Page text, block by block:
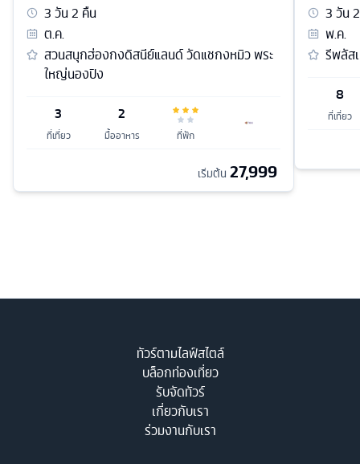
3วัน2 คืน
ต.ค.
สวนสนุกฮ่องกงดิสนีย์แลนด์ วัดแชกงหมิว พระ
ใหญ่นองปิง
3
ที่เที่ยว
2
มื้ออาหาร ที่พัก
เริ่มต้น 27,999
3วัน2
พ.ค.
รีพลัส
8
ที่เที่ยว
ทัวร์ตามไลฟ์สไตล์
บล็อกท่องเที่ยว
รับจัดทัวร์
เกี่ยวกับเรา
ร่วมงานกับเรา